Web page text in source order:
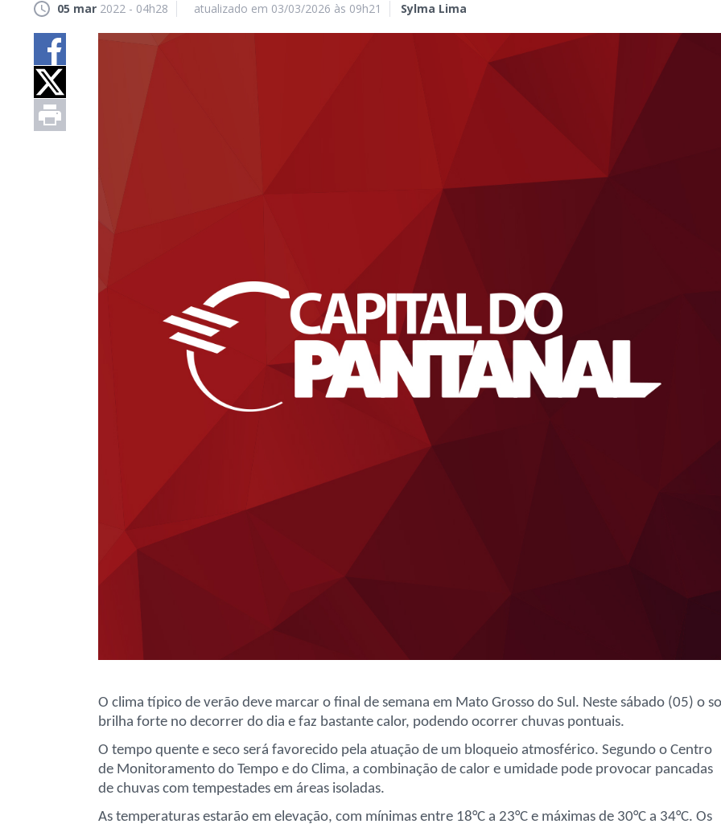
05 mar 2022 - 04h28 atualizado em 03/03/2026 às 09h21 Sylma Lima
O clima típico de verão deve marcar o final de semana em Mato Grosso do Sul. Neste sábado (05) o
brilha forte no decorrer do dia e faz bastante calor, podendo ocorrer chuvas pontuais.
O tempo quente e seco será favorecido pela atuação de um bloqueio atmosférico. Segundo o Centro
de Monitoramento do Tempo e do Clima, a combinação de calor e umidade pode provocar pancadas
de chuvas com tempestades em áreas isoladas.
As temperaturas estarão em elevação, com mínimas entre 18°C a 23°C e máximas de 30°C a 34°C. Os